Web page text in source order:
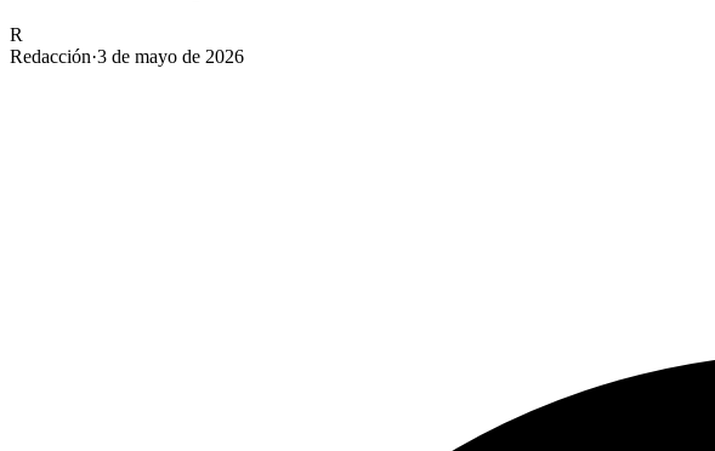
R
Redacción·3 de mayo de 2026